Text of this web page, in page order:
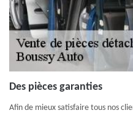
Des pièces garanties
Afin de mieux satisfaire tous nos